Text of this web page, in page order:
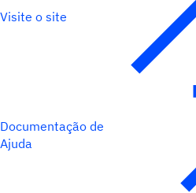
Visite o site
Documentação de
Ajuda